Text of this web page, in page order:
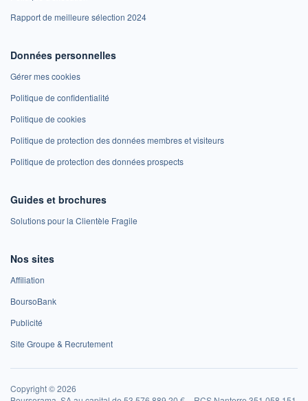
Rapport de meilleure sélection 2024
Données personnelles
Gérer mes cookies
Politique de confidentialité
Politique de cookies
Politique de protection des données membres et visiteurs
Politique de protection des données prospects
Guides et brochures
Solutions pour la Clientèle Fragile
Nos sites
Affiliation
BoursoBank
Publicité
Site Groupe & Recrutement
Copyright © 2026